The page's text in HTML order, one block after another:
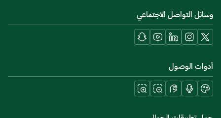
وسائل التواصل الاجتماعي
أدوات الوصول